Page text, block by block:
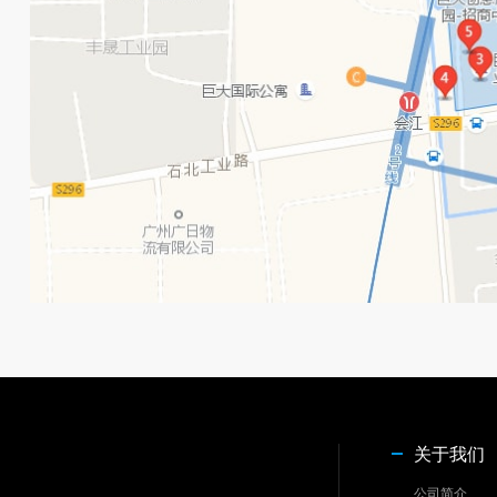
关于我们
公司简介